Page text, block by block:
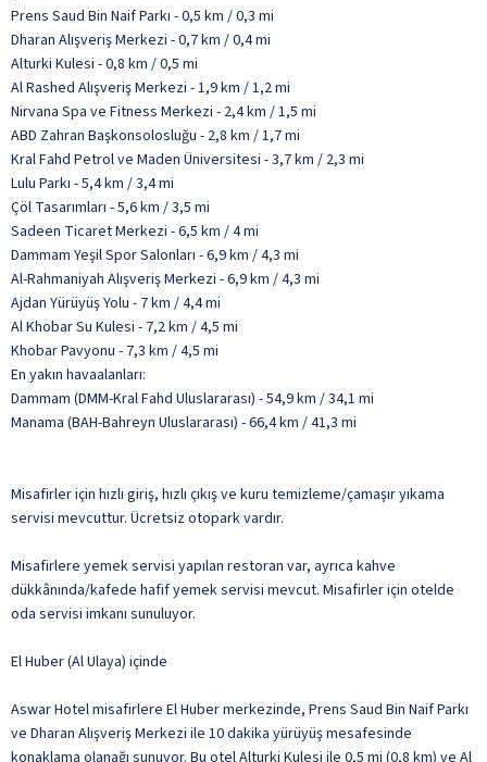
Prens Saud Bin Naif Parkı - 0,5 km / 0,3 mi
Dharan Alışveriş Merkezi - 0,7 km / 0,4 mi
Alturki Kulesi - 0,8 km / 0,5 mi
Al Rashed Alışveriş Merkezi - 1,9 km / 1,2 mi
Nirvana Spa ve Fitness Merkezi - 2,4 km / 1,5 mi
ABD Zahran Başkonsolosluğu - 2,8 km / 1,7 mi
Kral Fahd Petrol ve Maden Üniversitesi - 3,7 km / 2,3 mi
Lulu Parkı - 5,4 km / 3,4 mi
Çöl Tasarımları - 5,6 km / 3,5 mi
Sadeen Ticaret Merkezi - 6,5 km / 4 mi
Dammam Yeşil Spor Salonları - 6,9 km / 4,3 mi
Al-Rahmaniyah Alışveriş Merkezi - 6,9 km / 4,3 mi
Ajdan Yürüyüş Yolu - 7 km / 4,4 mi
Al Khobar Su Kulesi - 7,2 km / 4,5 mi
Khobar Pavyonu - 7,3 km / 4,5 mi
En yakın havaalanları:
Dammam (DMM-Kral Fahd Uluslararası) - 54,9 km / 34,1 mi
Manama (BAH-Bahreyn Uluslararası) - 66,4 km / 41,3 mi
Misafirler için hızlı giriş, hızlı çıkış ve kuru temizleme/çamaşır yıkama
servisi mevcuttur. Ücretsiz otopark vardır.
Misafirlere yemek servisi yapılan restoran var, ayrıca kahve
dükkânında/kafede hafif yemek servisi mevcut. Misafirler için otelde
oda servisi imkanı sunuluyor.
El Huber (Al Ulaya) içinde
Aswar Hotel misafirlere El Huber merkezinde, Prens Saud Bin Naif Parkı
ve Dharan Alışveriş Merkezi ile 10 dakika yürüyüş mesafesinde
konaklama olanağı sunuyor. Bu otel Alturki Kulesi ile 0,5 mi (0,8 km) ve Al